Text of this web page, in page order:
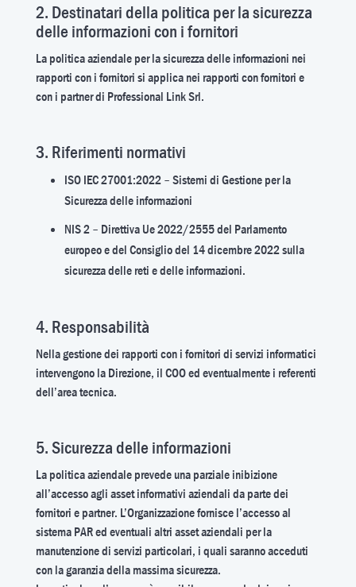
2. Destinatari della politica per la sicurezza
delle informazioni con i fornitori
La politica aziendale per la sicurezza delle informazioni nei
rapporti con i fornitori si applica nei rapporti con fornitori e
con i partner di Professional Link Srl.
3. Riferimenti normativi
ISO IEC 27001:2022 – Sistemi di Gestione per la
Sicurezza delle informazioni
NIS 2 – Direttiva Ue 2022/2555 del Parlamento
europeo e del Consiglio del 14 dicembre 2022 sulla
sicurezza delle reti e delle informazioni.
4. Responsabilità
Nella gestione dei rapporti con i fornitori di servizi informatici
intervengono la Direzione, il COO ed eventualmente i referenti
dell’area tecnica.
5. Sicurezza delle informazioni
La politica aziendale prevede una parziale inibizione
all’accesso agli asset informativi aziendali da parte dei
fornitori e partner. L’Organizzazione fornisce l’accesso al
sistema PAR ed eventuali altri asset aziendali per la
manutenzione di servizi particolari, i quali saranno acceduti
con la garanzia della massima sicurezza.